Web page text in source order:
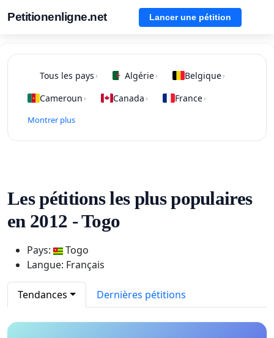
Petitionenligne.net Lancer une pétition
Tous les pays › Algérie› Belgique›
Cameroun › Canada › France›
Montrer plus
Les pétitions les plus populaires
en 2012 - Togo
Pays:
Togo
Langue: Français
Tendances Dernières pétitions